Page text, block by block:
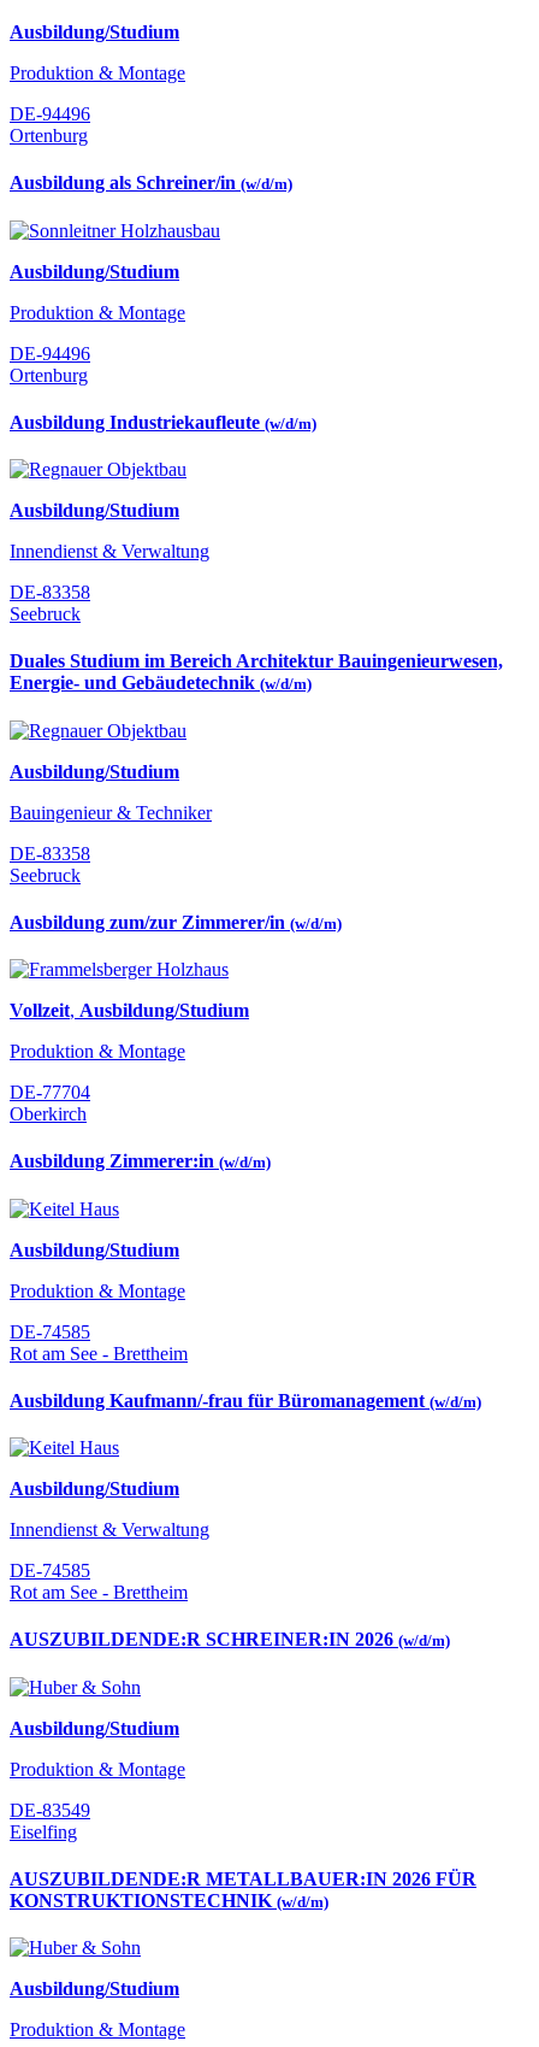
Ausbildung/Studium
Produktion & Montage
DE-94496
Ortenburg
Ausbildung als Schreiner/in (w/d/m)
Ausbildung/Studium
Produktion & Montage
DE-94496
Ortenburg
Ausbildung Industriekaufleute (w/d/m)
Ausbildung/Studium
Innendienst & Verwaltung
DE-83358
Seebruck
Duales Studium im Bereich Architektur Bauingenieurwesen,
Energie- und Gebäudetechnik (w/d/m)
Ausbildung/Studium
Bauingenieur & Techniker
DE-83358
Seebruck
Ausbildung zum/zur Zimmerer/in (w/d/m)
Vollzeit, Ausbildung/Studium
Produktion & Montage
DE-77704
Oberkirch
Ausbildung Zimmerer:in (w/d/m)
Ausbildung/Studium
Produktion & Montage
DE-74585
Rot am See - Brettheim
Ausbildung Kaufmann/-frau für Büromanagement (w/d/m)
Ausbildung/Studium
Innendienst & Verwaltung
DE-74585
Rot am See - Brettheim
AUSZUBILDENDE:R SCHREINER:IN 2026 (w/d/m)
Ausbildung/Studium
Produktion & Montage
DE-83549
Eiselfing
AUSZUBILDENDE:R METALLBAUER:IN 2026 FÜR
KONSTRUKTIONSTECHNIK (w/d/m)
Ausbildung/Studium
Produktion & Montage